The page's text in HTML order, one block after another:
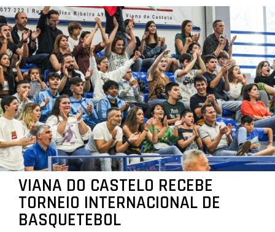
VIANA DO CASTELO RECEBE
TORNEIO INTERNACIONAL DE
BASQUETEBOL